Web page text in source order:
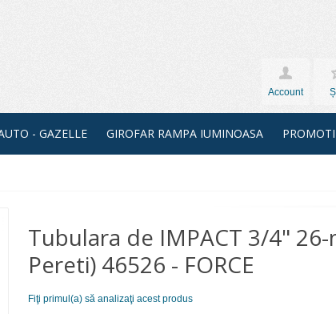
Account
- GAZELLE GIROFAR RAMPA IUMINOASA
Tubulara de IMPACT 3/4"
Pereti) 46526 - FORCE
Fiţi primul(a) să analizaţi acest produs